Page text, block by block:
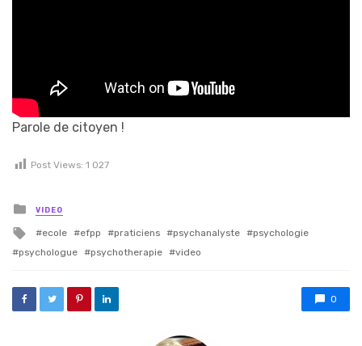
Parole de citoyen !
Post Views: 1 027
Posted in
VIDEO
Tagged with
ecole efpp praticiens psychanalyste
psychologie
psychologue
psychotherapie video
0